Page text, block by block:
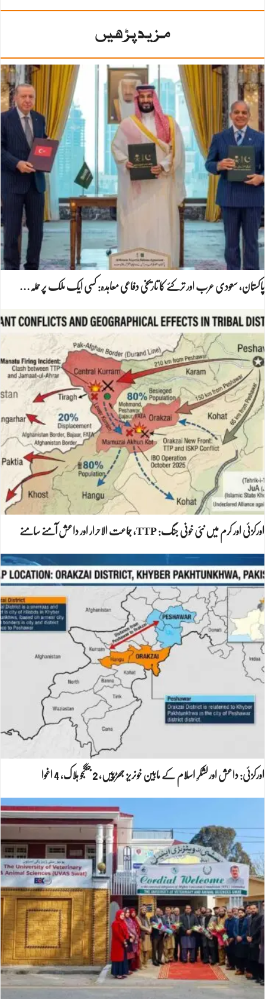
مزید پڑھیں
پاکستان، سعودی عرب اور ترکئے کا تاریخی دفاعی معاہدہ: کسی ایک ملک پر حملہ…
اورکزئی اور کرم میں نئی خونی جنگ: TTP، جماعت الاحرار اور داعش آمنے سامنے
اورکزئی: داعش اور لشکرِ اسلام کے مابین خونریز جھڑپیں، 2 جنگجو ہلاک، 4 اغوا